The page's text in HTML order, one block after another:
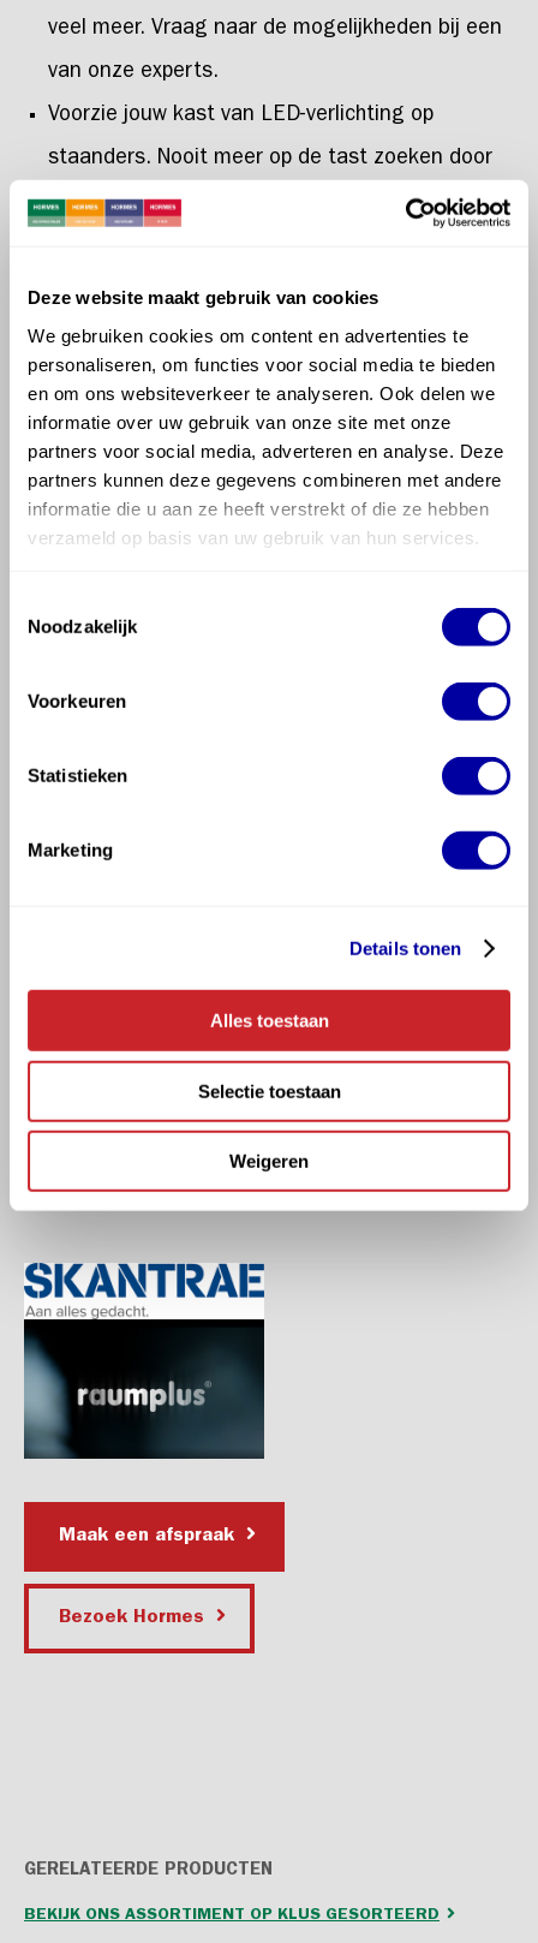
Deze website maakt gebruik van cookies
We gebruiken cookies om content en advertenties te
personaliseren, om functies voor social media te bieden
en om ons websiteverkeer te analyseren. Ook delen we
informatie over uw gebruik van onze site met onze
partners voor social media, adverteren en analyse. Deze
partners kunnen deze gegevens combineren met andere
informatie die u aan ze heeft verstrekt of die ze hebben
verzameld op basis van uw gebruik van hun services.
Noodzakelijk
Voorkeuren
Statistieken
Marketing
Details tonen
Alles toestaan
Selectie toestaan
Weigeren
veel meer. Vraag naar de mogelijkheden bij een
van onze experts.
Voorzie jouw kast van LED-verlichting op
staanders. Nooit meer op de tast zoeken door
helder licht.
makkelijk en overzichtelijk op met een schuine
schoenenplank.
Jouw droomkast deel en richt je zelf in. Dus kies
precies het aantal panelen dat jij wil hebben.
Met een garderobelift benut jij jouw kledingkast
en ruimte optimaal.
Wist je dat Hormes ook kasten biedt met ruimte
Ben je op zoek naar kasten op maat of een
mogelijkheden en de prijzen? Bij Hormes bieden
scherpe prijs. Dus twijfel niet en neem contact met
verbazen, of je nu professional bent of particulier.
Raumplus
Maak een afspraak
Bezoek Hormes
GERELATEERDE PRODUCTEN
BEKIJK ONS ASSORTIMENT OP KLUS GESORTEERD